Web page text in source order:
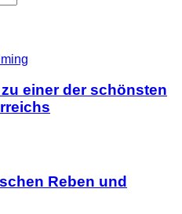
einer der schönsten
Reben und